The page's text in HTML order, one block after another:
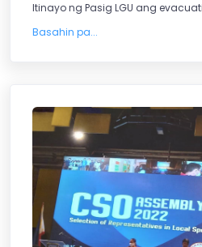
Itinayo ng Pasig LGU ang
Basahin pa...